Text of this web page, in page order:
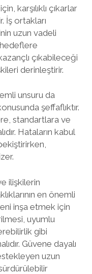
karşılıklı çıkarlar
İş ortakları
uzun vadeli
hedeflere
çıkabileceği
derinleştirir.
unsuru da
şeffaflıktır.
standartlara ve
Hataların kabul
ilişkilerin
en önemli
inşa etmek için
uyumlu
gibi
Güvene dayalı
uzun